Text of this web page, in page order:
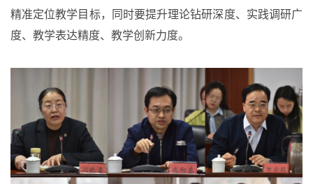
精准定位教学目标，同时要提升理论钻研深度、实践调研广
度、教学表达精度、教学创新力度。